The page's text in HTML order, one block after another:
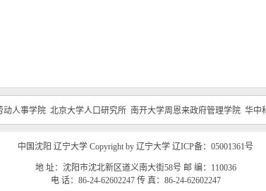
动人事学院 北京大学人口研究所 南开大学周恩来政府管理学院 华中
中国沈阳 辽宁大学 Copyright by 辽宁大学 辽ICP备：05001361号
地 址：沈阳市沈北新区道义南大街58号 邮 编：110036
电 话：86-24-62602247 传 真：86-24-62602247